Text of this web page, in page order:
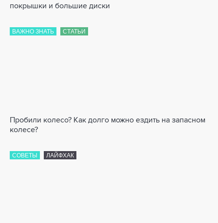
покрышки и большие диски
ВАЖНО ЗНАТЬ СТАТЬИ
Пробили колесо? Как долго можно ездить на запасном
колесе?
СОВЕТЫ ЛАЙФХАК